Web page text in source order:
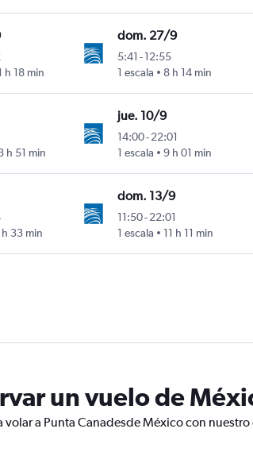
h 18 min
dom. 27/9
5:41 -12:55
1 escala
8 h 14 min
h 51 min
jue. 10/9
14:00-22:01
1 escala
9 h 01 min
33 min
dom. 13/9
11:50-22:01
1 escala
11 h 11 min
un vuelo de
a Punta Canadesde México con